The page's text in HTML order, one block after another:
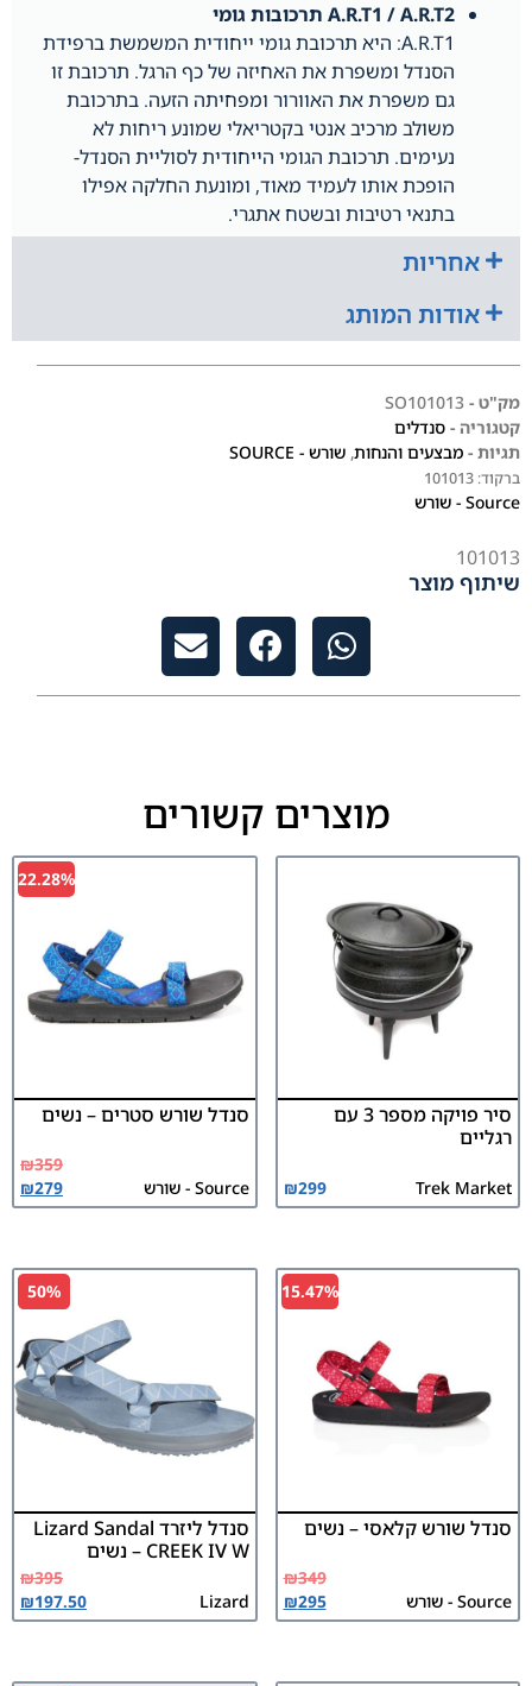
A.R.T1 / A.R.T2 תרכובות גומי
A.R.T1: היא תרכובת גומי ייחודית המשמשת ברפידת
הסנדל ומשפרת את האחיזה של כף הרגל. תרכובת זו
גם משפרת את האוורור ומפחיתה הזעה. בתרכובת
משולב מרכיב אנטי בקטריאלי שמונע ריחות לא
נעימים. תרכובת הגומי הייחודית לסוליית הסנדל-
הופכת אותו לעמיד מאוד, ומונעת החלקה אפילו
בתנאי רטיבות ובשטח אתגרי.
אחריות
אודות המותג
מק"ט - SO101013
קטגוריה - סנדלים
תגיות - מבצעים והנחות, שורש - SOURCE
ברקוד: 101013
Source - שורש
101013
שיתוף מוצר
מוצרים קשורים
סיר פויקה מספר 3 עם
רגליים
Trek Market
₪299
22.28%
סנדל שורש סטרים – נשים
Source - שורש
₪359
₪279
15.47%
סנדל שורש קלאסי – נשים
Source - שורש
₪349
₪295
50%
סנדל ליזרד Lizard Sandal
CREEK IV W – נשים
Lizard
₪395
₪197.50